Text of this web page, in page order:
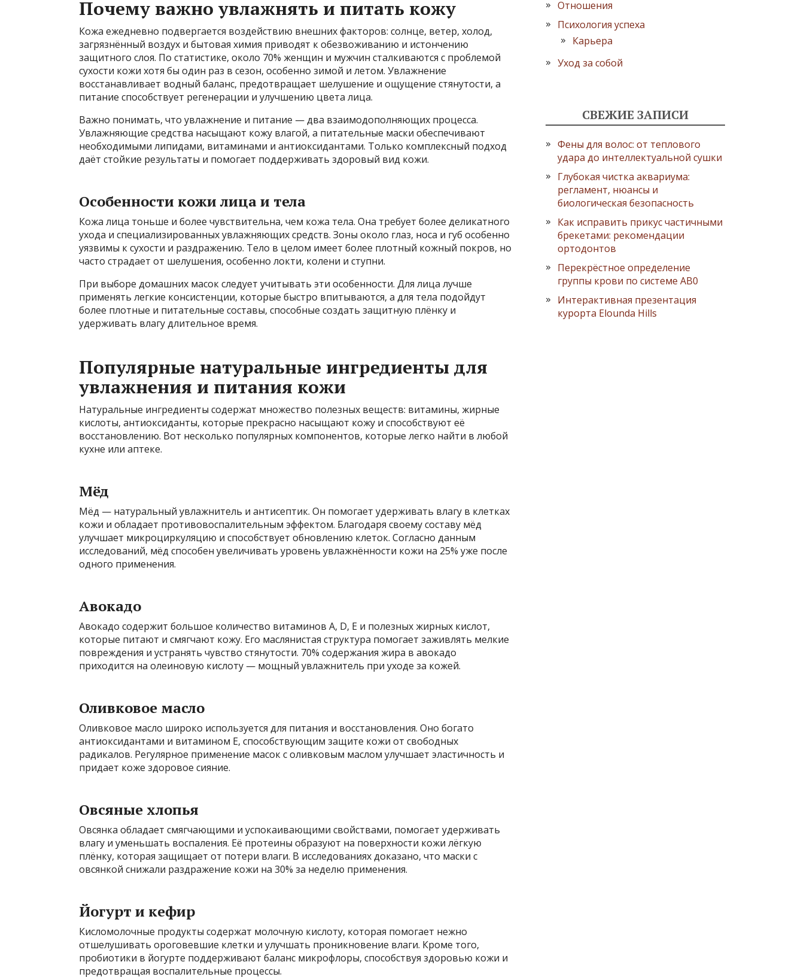
Почему важно увлажнять и питать кожу
Кожа ежедневно подвергается воздействию внешних факторов: солнце, ветер, холод,
загрязнённый воздух и бытовая химия приводят к обезвоживанию и истончению
защитного слоя. По статистике, около 70% женщин и мужчин сталкиваются с проблемой
сухости кожи хотя бы один раз в сезон, особенно зимой и летом. Увлажнение
восстанавливает водный баланс, предотвращает шелушение и ощущение стянутости, а
питание способствует регенерации и улучшению цвета лица.
Важно понимать, что увлажнение и питание — два взаимодополняющих процесса.
Увлажняющие средства насыщают кожу влагой, а питательные маски обеспечивают
необходимыми липидами, витаминами и антиоксидантами. Только комплексный подход
даёт стойкие результаты и помогает поддерживать здоровый вид кожи.
Особенности кожи лица и тела
Кожа лица тоньше и более чувствительна, чем кожа тела. Она требует более деликатного
ухода и специализированных увлажняющих средств. Зоны около глаз, носа и губ особенно
уязвимы к сухости и раздражению. Тело в целом имеет более плотный кожный покров, но
часто страдает от шелушения, особенно локти, колени и ступни.
При выборе домашних масок следует учитывать эти особенности. Для лица лучше
применять легкие консистенции, которые быстро впитываются, а для тела подойдут
более плотные и питательные составы, способные создать защитную плёнку и
удерживать влагу длительное время.
Популярные натуральные ингредиенты для
увлажнения и питания кожи
Натуральные ингредиенты содержат множество полезных веществ: витамины, жирные
кислоты, антиоксиданты, которые прекрасно насыщают кожу и способствуют её
восстановлению. Вот несколько популярных компонентов, которые легко найти в любой
кухне или аптеке.
Мёд
Мёд — натуральный увлажнитель и антисептик. Он помогает удерживать влагу в клетках
кожи и обладает противовоспалительным эффектом. Благодаря своему составу мёд
улучшает микроциркуляцию и способствует обновлению клеток. Согласно данным
исследований, мёд способен увеличивать уровень увлажнённости кожи на 25% уже после
одного применения.
Авокадо
Авокадо содержит большое количество витаминов A, D, E и полезных жирных кислот,
которые питают и смягчают кожу. Его маслянистая структура помогает заживлять мелкие
повреждения и устранять чувство стянутости. 70% содержания жира в авокадо
приходится на олеиновую кислоту — мощный увлажнитель при уходе за кожей.
Оливковое масло
Оливковое масло широко используется для питания и восстановления. Оно богато
антиоксидантами и витамином Е, способствующим защите кожи от свободных
радикалов. Регулярное применение масок с оливковым маслом улучшает эластичность и
придает коже здоровое сияние.
Овсяные хлопья
Овсянка обладает смягчающими и успокаивающими свойствами, помогает удерживать
влагу и уменьшать воспаления. Её протеины образуют на поверхности кожи лёгкую
плёнку, которая защищает от потери влаги. В исследованиях доказано, что маски с
овсянкой снижали раздражение кожи на 30% за неделю применения.
Йогурт и кефир
Кисломолочные продукты содержат молочную кислоту, которая помогает нежно
отшелушивать ороговевшие клетки и улучшать проникновение влаги. Кроме того,
пробиотики в йогурте поддерживают баланс микрофлоры, способствуя здоровью кожи и
предотвращая воспалительные процессы.
Отношения
Психология успеха
Карьера
Уход за собой
СВЕЖИЕ ЗАПИСИ
Фены для волос: от теплового
удара до интеллектуальной сушки
Глубокая чистка аквариума:
регламент, нюансы и
биологическая безопасность
Как исправить прикус частичными
брекетами: рекомендации
ортодонтов
Перекрёстное определение
группы крови по системе AB0
Интерактивная презентация
курорта Elounda Hills